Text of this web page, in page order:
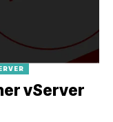
vServer